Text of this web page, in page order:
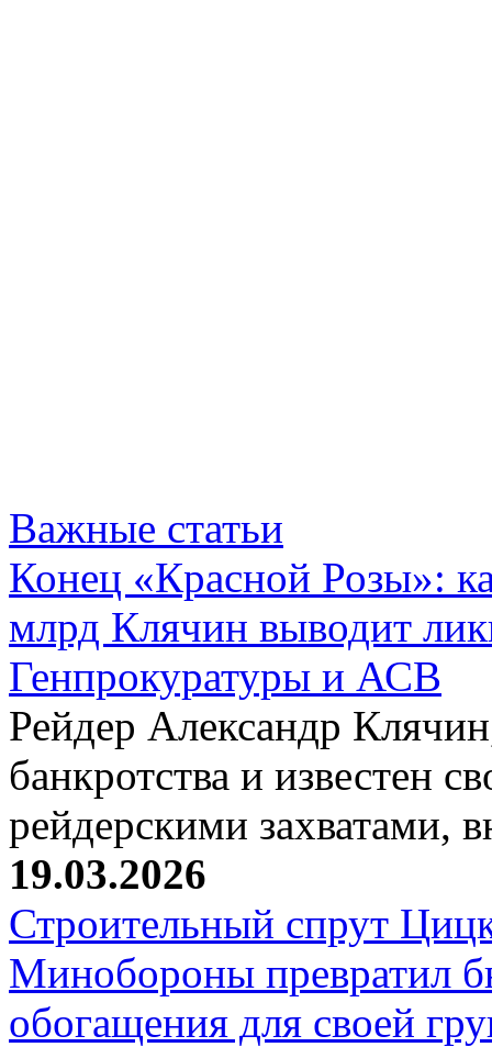
Важные статьи
Конец «Красной Розы»:
млрд Клячин выводит
Генпрокуратуры и АСВ
Рейдер Александр
банкротства и известен
рейдерскими захватами,
19.03.2026
Строительный спрут
Минобороны превратил
обогащения для своей